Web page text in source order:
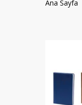
Ana Sayfa